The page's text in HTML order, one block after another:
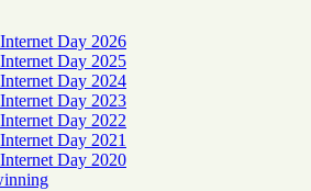
Day 2026
Day 2025
Day 2024
Day 2023
Day 2022
Day 2021
Day 2020